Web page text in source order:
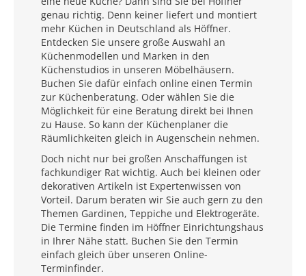
genau richtig. Denn keiner liefert und montiert
mehr Küchen in Deutschland als Höffner.
Entdecken Sie unsere große Auswahl an
Küchenmodellen und Marken in den
Küchenstudios in unseren Möbelhäusern.
Buchen Sie dafür einfach online einen Termin
zur Küchenberatung. Oder wählen Sie die
Möglichkeit für eine Beratung direkt bei Ihnen
zu Hause. So kann der Küchenplaner die
Räumlichkeiten gleich in Augenschein nehmen.
Doch nicht nur bei großen Anschaffungen ist
fachkundiger Rat wichtig. Auch bei kleinen oder
dekorativen Artikeln ist Expertenwissen von
Vorteil. Darum beraten wir Sie auch gern zu den
Themen Gardinen, Teppiche und Elektrogeräte.
Die Termine finden im Höffner Einrichtungshaus
in Ihrer Nähe statt. Buchen Sie den Termin
einfach gleich über unseren Online-
Terminfinder.